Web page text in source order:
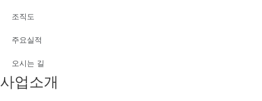
조직도
주요실적
오시는 길
사업소개